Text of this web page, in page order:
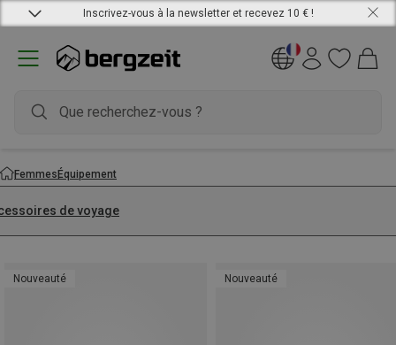
Inscrivez-vous à la newsletter et recevez 10 € !
FemmesÉquipement
de voyage
Nouveauté Nouveauté